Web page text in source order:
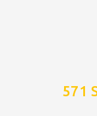
571